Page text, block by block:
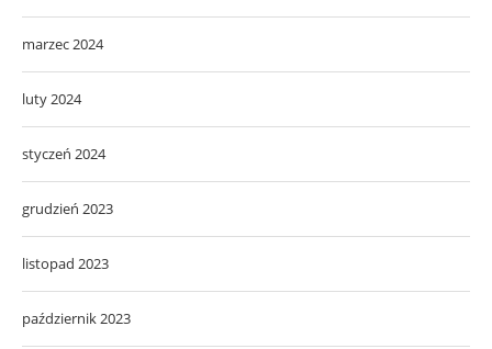
marzec 2024
luty 2024
styczeń 2024
grudzień 2023
listopad 2023
październik 2023